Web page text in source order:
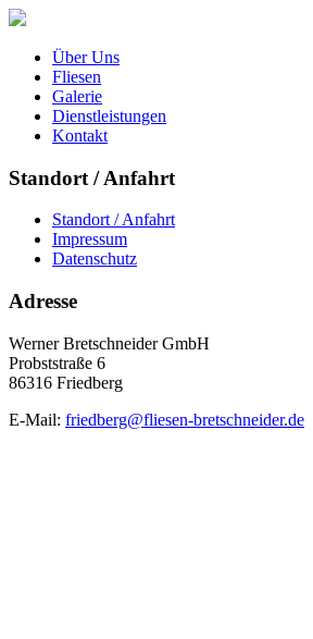
Über Uns
Fliesen
Galerie
Dienstleistungen
Kontakt
Standort / Anfahrt
Standort / Anfahrt
Impressum
Datenschutz
Adresse
Werner Bretschneider GmbH
Probststraße 6
86316 Friedberg
E-Mail: friedberg@fliesen-bretschneider.de